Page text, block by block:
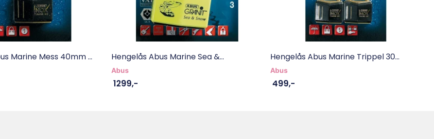
Marine Mess 40mm ... Hengelås Abus Marine Sea &...
Abus
1299,-
Hengelås Abus Marine Trippel 30...
Abus
499,-